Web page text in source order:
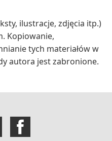
ilustracje, zdjęcia itp.)
Kopiowanie,
tych materiałów w
autora jest zabronione.